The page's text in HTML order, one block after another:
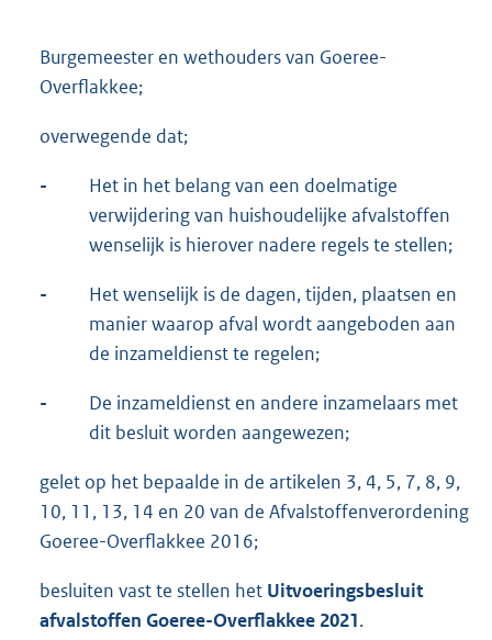
Burgemeester en wethouders van Goeree-
Overflakkee;
overwegende dat;
-
Het in het belang van een doelmatige
verwijdering van huishoudelijke afvalstoffen
wenselijk is hierover nadere regels te stellen;
-
Het wenselijk is de dagen, tijden, plaatsen en
manier waarop afval wordt aangeboden aan
de inzameldienst te regelen;
-
De inzameldienst en andere inzamelaars met
dit besluit worden aangewezen;
gelet op het bepaalde in de artikelen 3, 4, 5, 7, 8, 9,
10, 11, 13, 14 en 20 van de Afvalstoffenverordening
Goeree-Overflakkee 2016;
besluiten vast te stellen het Uitvoeringsbesluit
afvalstoffen Goeree-Overflakkee 2021.